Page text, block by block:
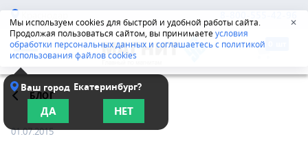
Мы используем cookies для быстрой и удобной работы сайта.
Продолжая пользоваться сайтом, вы принимаетеусловия
обработки персональных данных и соглашаетесь с политикой
использования файлов cookies
✕
Краснодар 8-800-555-42-96
Ваш город Екатеринбург?
ДА НЕТ
БЛОГ
01.07.2015